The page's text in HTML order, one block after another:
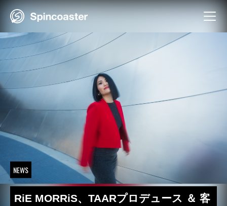
Skip
NEWS
RiE MORRiS、TAARプロデュース ＆ 客